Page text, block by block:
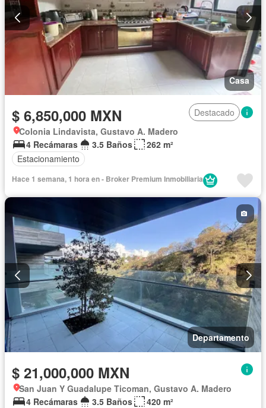
Casa
$ 6,850,000 MXN
Destacado
Colonia Lindavista, Gustavo A. Madero
4 Recámaras
3.5 Baños
262 m²
Estacionamiento
Hace 1 semana, 1 hora en - Broker Premium Inmobiliaria
Departamento
$ 21,000,000 MXN
San Juan Y Guadalupe Ticoman, Gustavo A. Madero
4 Recámaras
3.5 Baños
420 m²